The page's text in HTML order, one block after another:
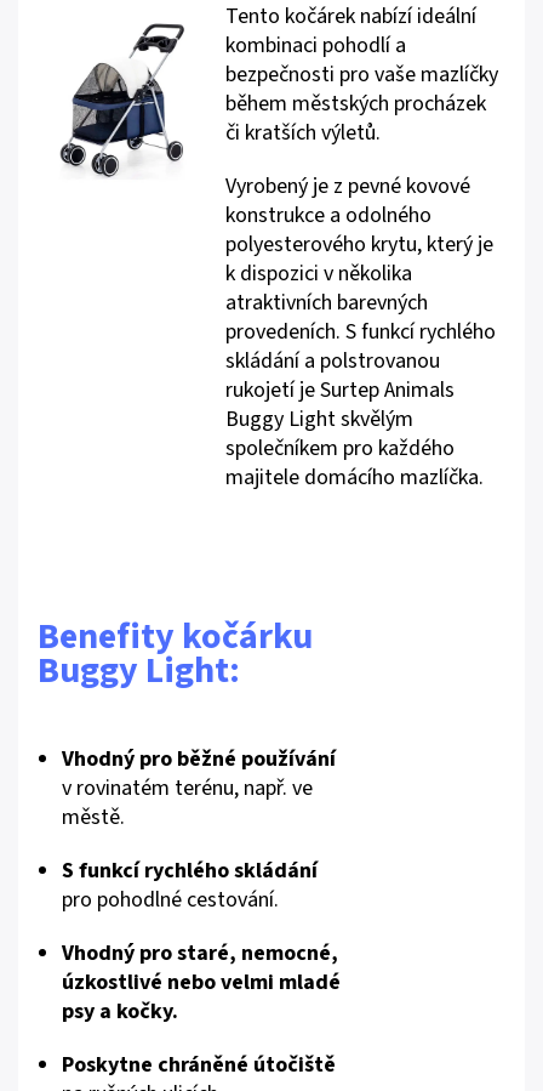
Tento kočárek nabízí ideální
kombinaci pohodlí a
bezpečnosti pro vaše mazlíčky
během městských procházek
či kratších výletů.
Vyrobený je z pevné kovové
konstrukce a odolného
polyesterového krytu, který je
k dispozici v několika
atraktivních barevných
provedeních. S funkcí rychlého
skládání a polstrovanou
rukojetí je Surtep Animals
Buggy Light skvělým
společníkem pro každého
majitele domácího mazlíčka.
Benefity kočárku
Buggy Light:
Vhodný pro běžné používání
v rovinatém terénu, např. ve
městě.
S funkcí rychlého skládání
pro pohodlné cestování.
Vhodný pro staré, nemocné,
úzkostlivé nebo velmi mladé
psy a kočky.
Poskytne chráněné útočiště